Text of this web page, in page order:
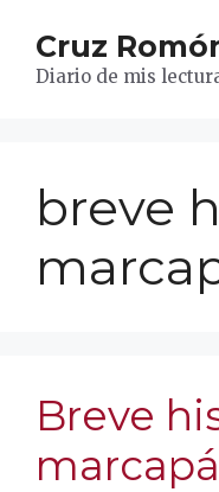
contenido
Cruz
Diario de mis
breve
Breve